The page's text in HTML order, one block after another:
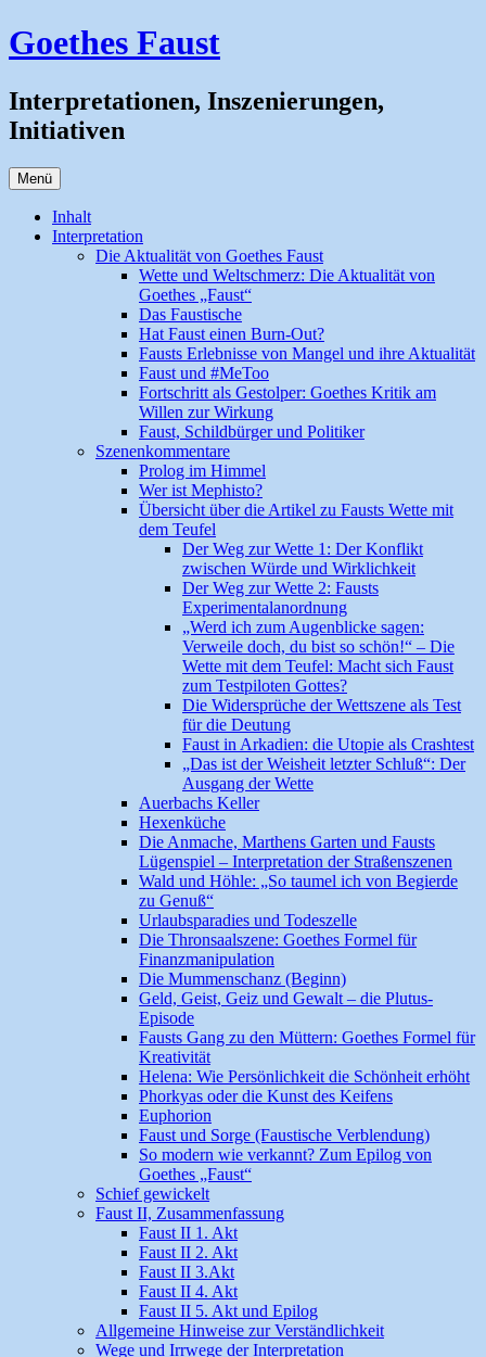
Zum
Inhalt
Goethes Faust
Interpretationen, Inszenierungen,
Initiativen
Menü
Inhalt
Interpretation
Die Aktualität von Goethes Faust
Wette und Weltschmerz: Die Aktualität von
Goethes „Faust“
Das Faustische
Hat Faust einen Burn-Out?
Fausts Erlebnisse von Mangel und ihre Aktualität
Faust und #MeToo
Fortschritt als Gestolper: Goethes Kritik am
Willen zur Wirkung
Faust, Schildbürger und Politiker
Szenenkommentare
Prolog im Himmel
Wer ist Mephisto?
Übersicht über die Artikel zu Fausts Wette mit
dem Teufel
Der Weg zur Wette 1: Der Konflikt
zwischen Würde und Wirklichkeit
Der Weg zur Wette 2: Fausts
Experimentalanordnung
„Werd ich zum Augenblicke sagen:
Verweile doch, du bist so schön!“ – Die
Wette mit dem Teufel: Macht sich Faust
zum Testpiloten Gottes?
Die Widersprüche der Wettszene als Test
für die Deutung
Faust in Arkadien: die Utopie als Crashtest
„Das ist der Weisheit letzter Schluß“: Der
Ausgang der Wette
Auerbachs Keller
Hexenküche
Die Anmache, Marthens Garten und Fausts
Lügenspiel – Interpretation der Straßenszenen
Wald und Höhle: „So taumel ich von Begierde
zu Genuß“
Urlaubsparadies und Todeszelle
Die Thronsaalszene: Goethes Formel für
Finanzmanipulation
Die Mummenschanz (Beginn)
Geld, Geist, Geiz und Gewalt – die Plutus-
Episode
Fausts Gang zu den Müttern: Goethes Formel für
Kreativität
Helena: Wie Persönlichkeit die Schönheit erhöht
Phorkyas oder die Kunst des Keifens
Euphorion
Faust und Sorge (Faustische Verblendung)
So modern wie verkannt? Zum Epilog von
Goethes „Faust“
Schief gewickelt
Faust II, Zusammenfassung
Faust II 1. Akt
Faust II 2. Akt
Faust II 3.Akt
Faust II 4. Akt
Faust II 5. Akt und Epilog
Allgemeine Hinweise zur Verständlichkeit
Wege und Irrwege der Interpretation